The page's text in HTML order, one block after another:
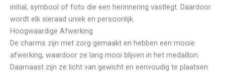
initial, symbool of foto die een herinnering vastlegt. Daardoor
wordt elk sieraad uniek en persoonlijk.
Hoogwaardige Afwerking
De charms zijn met zorg gemaakt en hebben een mooie
afwerking, waardoor ze lang mooi blijven in het medaillon.
Daarnaast zijn ze licht van gewicht en eenvoudig te plaatsen.